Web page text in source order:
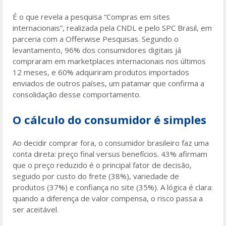
É o que revela a pesquisa “Compras em sites
internacionais”, realizada pela CNDL e pelo SPC Brasil, em
parceria com a Offerwise Pesquisas. Segundo o
levantamento, 96% dos consumidores digitais já
compraram em marketplaces internacionais nos últimos
12 meses, e 60% adquiriram produtos importados
enviados de outros países, um patamar que confirma a
consolidação desse comportamento.
O cálculo do consumidor é simples
Ao decidir comprar fora, o consumidor brasileiro faz uma
conta direta: preço final versus benefícios. 43% afirmam
que o preço reduzido é o principal fator de decisão,
seguido por custo do frete (38%), variedade de
produtos (37%) e confiança no site (35%). A lógica é clara:
quando a diferença de valor compensa, o risco passa a
ser aceitável.